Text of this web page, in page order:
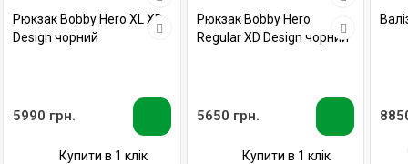
Рюкзак Bobby Hero XL XD
Design чорний
5990 грн.
Купити в 1 клік
Рюкзак Bobby Hero
Regular XD Design чорний
5650 грн.
Купити в 1 клік